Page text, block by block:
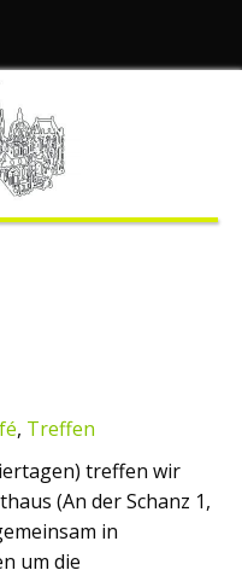
, Treffen
treffen wir
(An der Schanz 1,
in
um die